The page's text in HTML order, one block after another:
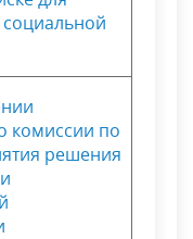
комиссии по
решения